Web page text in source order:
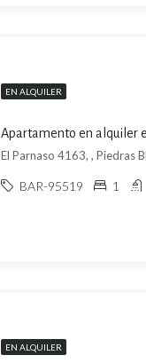
EN ALQUILER
Apartamento en alquiler
El Parnaso 4163, , Piedras
BAR-95519 1
EN ALQUILER